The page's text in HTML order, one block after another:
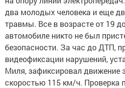
два молодых человека и еще
травмы. Все в возрасте от 19
автомобиле никто не был
безопасности. За час до ДТП,
видеофиксации нарушений,
Миля, зафиксировал движение
скоростью 115 км/ч. Проверка